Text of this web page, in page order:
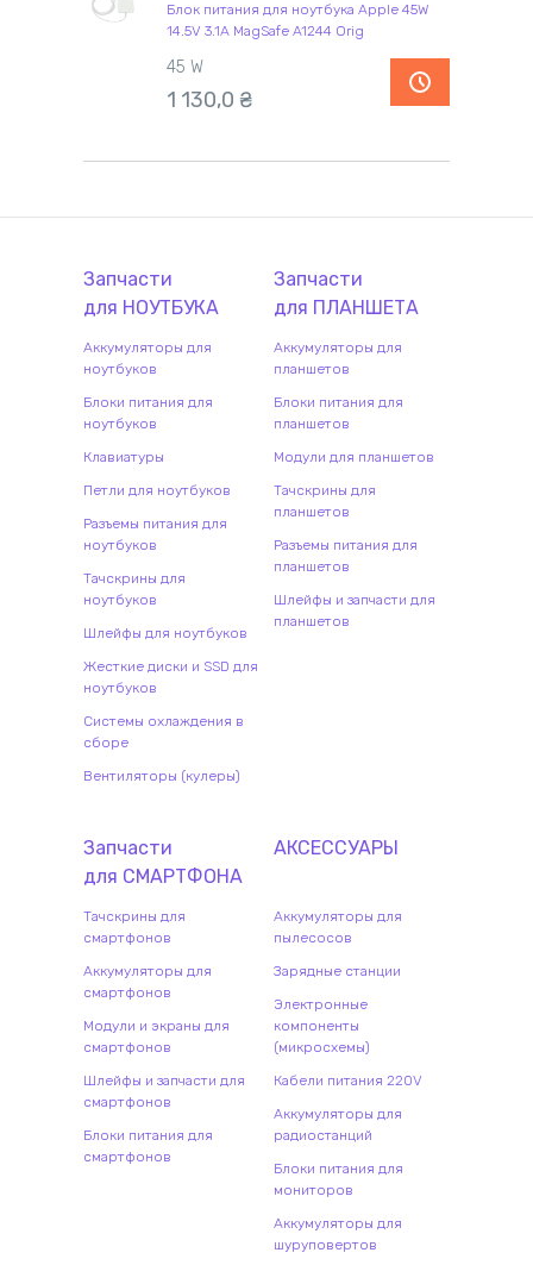
Блок питания для ноутбука Apple 45W
14.5V 3.1A MagSafe A1244 Orig
45 W
1 130,0 ₴
Запчасти
для НОУТБУКА
Аккумуляторы для
ноутбуков
Блоки питания для
ноутбуков
Клавиатуры
Петли для ноутбуков
Разъемы питания для
ноутбуков
Тачскрины для
ноутбуков
Шлейфы для ноутбуков
Жесткие диски и SSD для
ноутбуков
Системы охлаждения в
сборе
Вентиляторы (кулеры)
Запчасти
для ПЛАНШЕТА
Аккумуляторы для
планшетов
Блоки питания для
планшетов
Модули для планшетов
Тачскрины для
планшетов
Разъемы питания для
планшетов
Шлейфы и запчасти для
планшетов
Запчасти
для СМАРТФОНА
Тачскрины для
смартфонов
Аккумуляторы для
смартфонов
Модули и экраны для
смартфонов
Шлейфы и запчасти для
смартфонов
Блоки питания для
смартфонов
АКСЕССУАРЫ
Аккумуляторы для
пылесосов
Зарядные станции
Электронные
компоненты
(микросхемы)
Кабели питания 220V
Аккумуляторы для
радиостанций
Блоки питания для
мониторов
Аккумуляторы для
шуруповертов